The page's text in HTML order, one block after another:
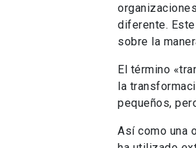
diferente.
sobre la
El término
la
pequeños,
Así como una